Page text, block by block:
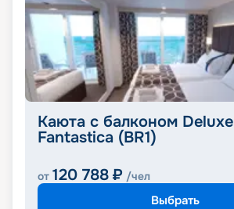
Каюта с балконом Deluxe
Fantastica (BR1)
от 120 788 ₽ /чел
Выбрать